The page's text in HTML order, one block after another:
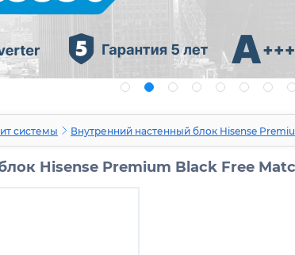
системы Внутренний настенный блок Hisense
Hisense Premium Black Free